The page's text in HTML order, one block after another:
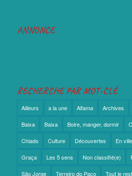
ANNONCE
RECHERCHE PAR MOT-CLÉ
Ailleurs a la une Alfama Archives
Baixa Baixa Boire, manger, dormir
Chiado Culture Découvertes En ville
Graça Les 5 sens Non classifié(e)
São Jorge Terreiro do Paço Tout le